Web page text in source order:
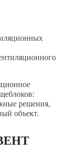
решения,
объект.